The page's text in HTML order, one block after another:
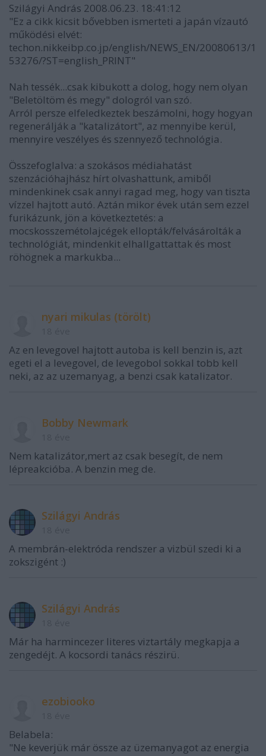
Szilágyi András 2008.06.23. 18:41:12
"Ez a cikk kicsit bővebben ismerteti a japán vízautó
működési elvét:
techon.nikkeibp.co.jp/english/NEWS_EN/20080613/1
53276/?ST=english_PRINT"
Nah tessék...csak kibukott a dolog, hogy nem olyan
"Beletöltöm és megy" dologról van szó.
Arról persze elfeledkeztek beszámolni, hogy hogyan
regenerálják a "katalizátort", az mennyibe kerül,
mennyire veszélyes és szennyező technológia.
Összefoglalva: a szokásos médiahatást
szenzációhajhász hírt olvashattunk, amiből
mindenkinek csak annyi ragad meg, hogy van tiszta
vízzel hajtott autó. Aztán mikor évek után sem ezzel
furikázunk, jön a következtetés: a
mocskosszemétolajcégek ellopták/felvásárolták a
technológiát, mindenkit elhallgattattak és most
röhögnek a markukba...
nyari mikulas (törölt)
Az en levegovel hajtott autoba is kell benzin is, azt
egeti el a levegovel, de levegobol sokkal tobb kell
neki, az az uzemanyag, a benzi csak katalizator.
Bobby Newmark
Nem katalizátor,mert az csak besegít, de nem
lépreakcióba. A benzin meg de.
Szilágyi András
A membrán-elektróda rendszer a vizbül szedi ki a
zokszigént :)
Szilágyi András
Már ha harmincezer literes viztartály megkapja a
zengedéjt. A kocsordi tanács részirü.
ezobiooko
Belabela:
"Ne keverjük már össze az üzemanyagot az energia